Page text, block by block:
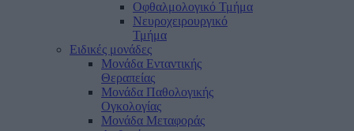
Οφθαλμολογικό Τμήμα
Νευροχειρουργικό
Τμήμα
Ειδικές μονάδες
Μονάδα Ενταντικής
Θεραπείας
Μονάδα Παθολογικής
Ογκολογίας
Μονάδα Μεταφοράς